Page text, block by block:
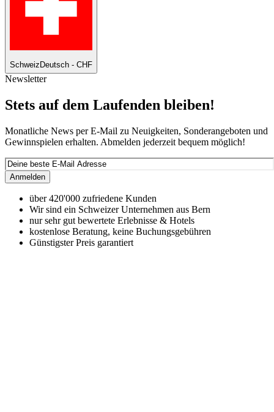
Schweiz Deutsch - CHF
Newsletter
Stets auf dem Laufenden bleiben!
Monatliche News per E-Mail zu Neuigkeiten, Sonderangeboten und
Gewinnspielen erhalten. Abmelden jederzeit bequem möglich!
Anmelden
über 420'000 zufriedene Kunden
Wir sind ein Schweizer Unternehmen aus Bern
nur sehr gut bewertete Erlebnisse & Hotels
kostenlose Beratung, keine Buchungsgebühren
Günstigster Preis garantiert